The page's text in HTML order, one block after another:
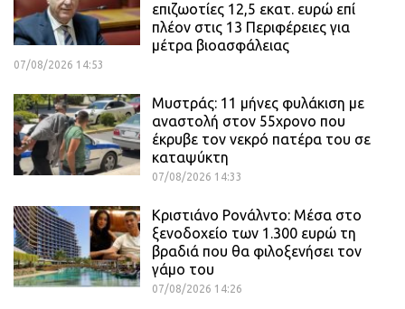
επιζωοτίες 12,5 εκατ. ευρώ επί
πλέον στις 13 Περιφέρειες για
μέτρα βιοασφάλειας
07/08/2026 14:53
Μυστράς: 11 μήνες φυλάκιση με
αναστολή στον 55χρονο που
έκρυβε τον νεκρό πατέρα του σε
καταψύκτη
07/08/2026 14:33
Κριστιάνο Ρονάλντο: Μέσα στο
ξενοδοχείο των 1.300 ευρώ τη
βραδιά που θα φιλοξενήσει τον
γάμο του
07/08/2026 14:26